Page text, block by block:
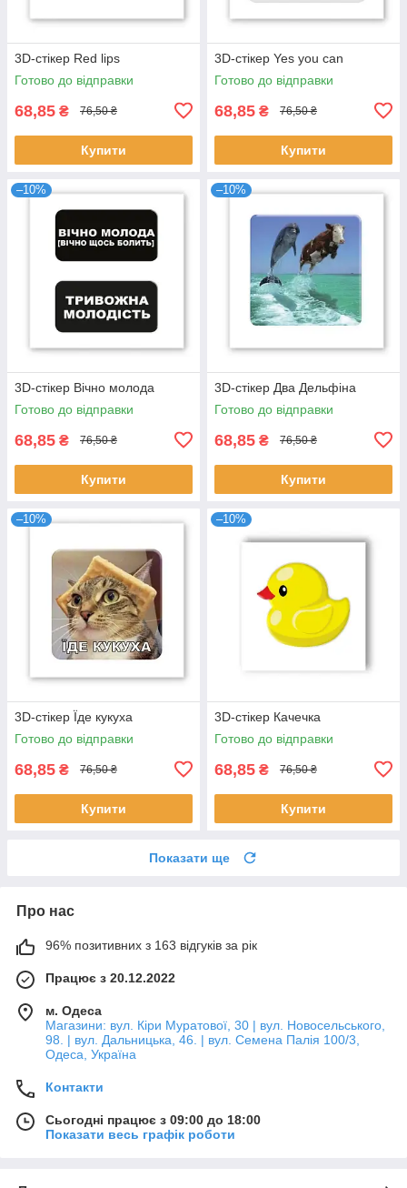
3D-стікер Red lips
Готово до відправки
68,85 ₴ 76,50 ₴
Купити
3D-стікер Yes you can
Готово до відправки
68,85 ₴ 76,50 ₴
Купити
–10%
3D-стікер Вічно молода
Готово до відправки
68,85 ₴ 76,50 ₴
Купити
–10%
3D-стікер Два Дельфіна
Готово до відправки
68,85 ₴ 76,50 ₴
Купити
–10%
3D-стікер Їде кукуха
Готово до відправки
68,85 ₴ 76,50 ₴
Купити
–10%
3D-стікер Качечка
Готово до відправки
68,85 ₴ 76,50 ₴
Купити
Показати ще
Про нас
96% позитивних з 163 відгуків за рік
Працює з 20.12.2022
м. Одеса
Магазини: вул. Кіри Муратової, 30 | вул. Новосельського,
98. | вул. Дальницька, 46. | вул. Семена Палія 100/3,
Одеса, Україна
Контакти
Сьогодні працює з 09:00 до 18:00
Показати весь графік роботи